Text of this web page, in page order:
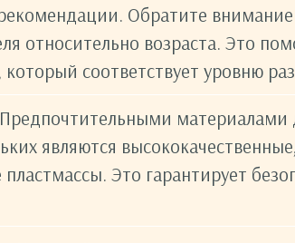
Обратите
относительно возраста. Это
который соответствует уровню
материалами
являются
Это гарантирует